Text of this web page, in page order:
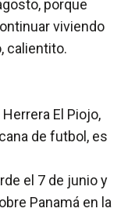
porque
viviendo
calientito.
El Piojo,
de futbol, es
el 7 de junio y
Panamá en la